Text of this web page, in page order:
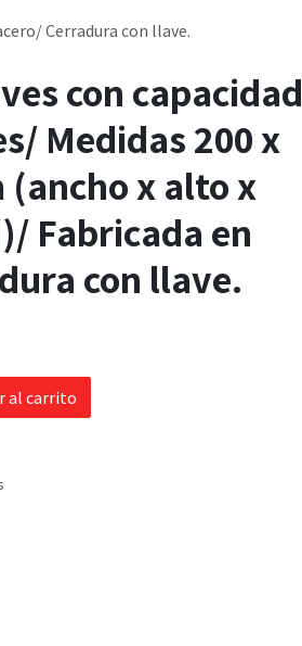
Cerradura con llave.
con capacidad
Medidas 200 x
(ancho x alto x
Fabricada en
con llave.
al carrito